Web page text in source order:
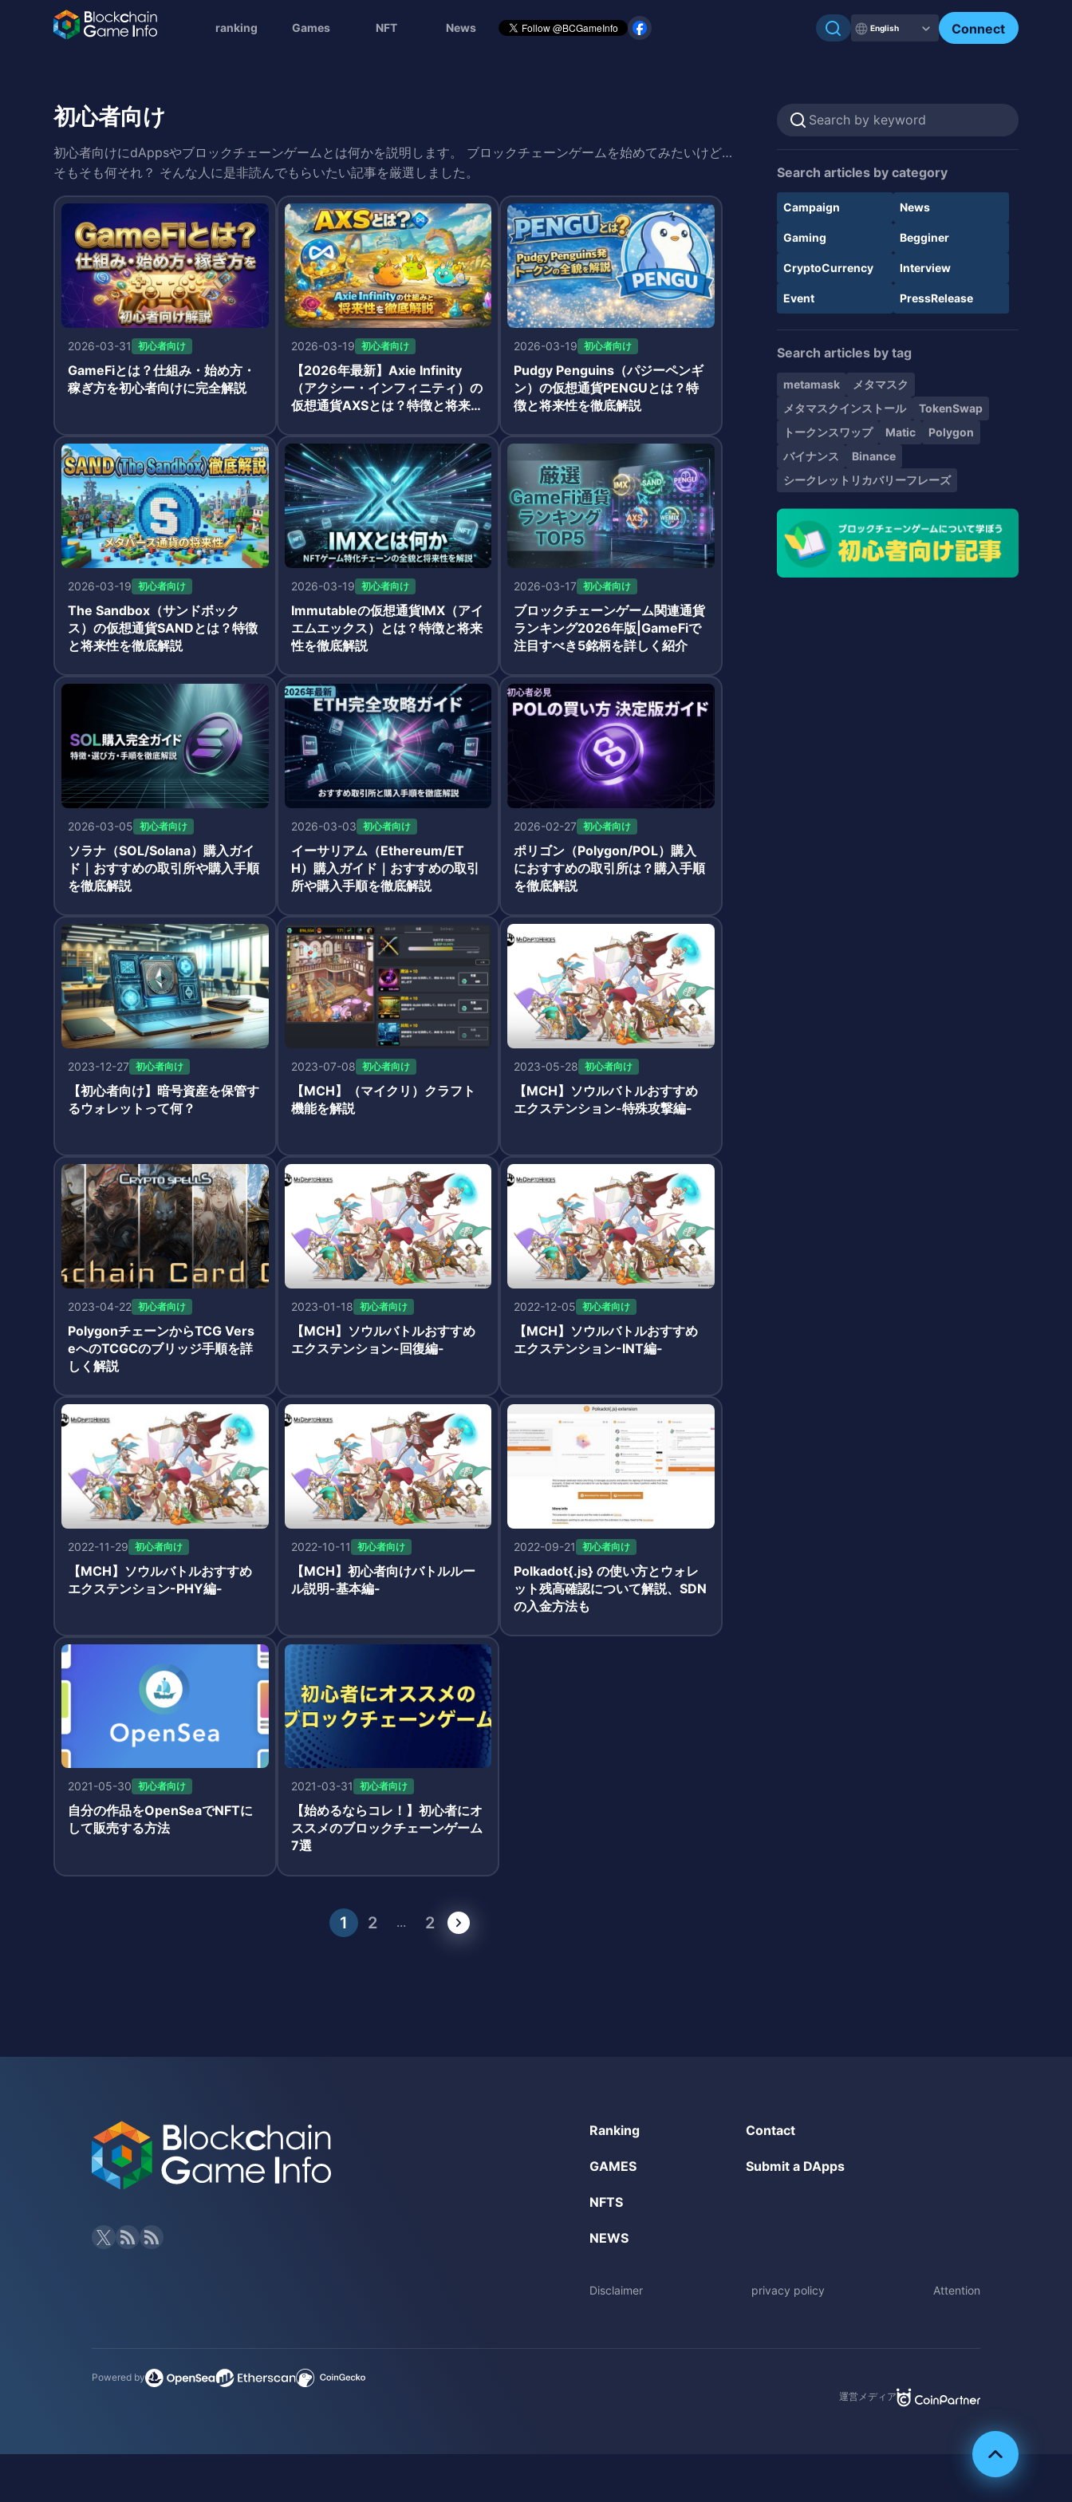
ranking Games NFT News English Connect
初心者向け
初心者向けにdAppsやブロックチェーンゲームとは何かを説明します。 ブロックチェーンゲームを始めてみたいけど…
そもそも何それ？ そんな人に是非読んでもらいたい記事を厳選しました。
2026-03-31 初心者向け
GameFiとは？仕組み・始め方・
稼ぎ方を初心者向けに完全解説
2026-03-19 初心者向け
【2026年最新】Axie Infinity
（アクシー・インフィニティ）の
仮想通貨AXSとは？特徴と将来性
2026-03-19 初心者向け
Pudgy Penguins（パジーペンギ
ン）の仮想通貨PENGUとは？特
徴と将来性を徹底解説
2026-03-19 初心者向け
The Sandbox（サンドボック
ス）の仮想通貨SANDとは？特徴
と将来性を徹底解説
2026-03-19 初心者向け
Immutableの仮想通貨IMX（アイ
エムエックス）とは？特徴と将来
性を徹底解説
2026-03-17 初心者向け
ブロックチェーンゲーム関連通貨
ランキング2026年版|GameFiで
注目すべき5銘柄を詳しく紹介
2026-03-05 初心者向け
ソラナ（SOL/Solana）購入ガイ
ド｜おすすめの取引所や購入手順
を徹底解説
2026-03-03 初心者向け
イーサリアム（Ethereum/ET
H）購入ガイド｜おすすめの取引
所や購入手順を徹底解説
2026-02-27 初心者向け
ポリゴン（Polygon/POL）購入
におすすめの取引所は？購入手順
を徹底解説
2023-12-27 初心者向け
【初心者向け】暗号資産を保管す
るウォレットって何？
2023-07-08 初心者向け
【MCH】（マイクリ）クラフト
機能を解説
2023-05-28 初心者向け
【MCH】ソウルバトルおすすめ
エクステンション-特殊攻撃編-
2023-04-22 初心者向け
PolygonチェーンからTCG Vers
eへのTCGCのブリッジ手順を詳
しく解説
2023-01-18 初心者向け
【MCH】ソウルバトルおすすめ
エクステンション-回復編-
2022-12-05 初心者向け
【MCH】ソウルバトルおすすめ
エクステンション-INT編-
2022-11-29 初心者向け
【MCH】ソウルバトルおすすめ
エクステンション-PHY編-
2022-10-11 初心者向け
【MCH】初心者向けバトルルー
ル説明-基本編-
2022-09-21 初心者向け
Polkadot{.js} の使い方とウォレ
ット残高確認について解説、SDN
の入金方法も
2021-05-30 初心者向け
自分の作品をOpenSeaでNFTに
して販売する方法
2021-03-31 初心者向け
【始めるならコレ！】初心者にオ
ススメのブロックチェーンゲーム
7選
1 2 ... 2
Search articles by category
Campaign News
Gaming Begginer
CryptoCurrency Interview
Event PressRelease
Search articles by tag
metamask
メタマスク
メタマスクインストール
TokenSwap
トークンスワップ
Matic
Polygon
バイナンス
Binance
シークレットリカバリーフレーズ
Ranking
GAMES
NFTS
NEWS
Contact
Submit a DApps
Disclaimer privacy policy Attention
Powered by
運営メディア